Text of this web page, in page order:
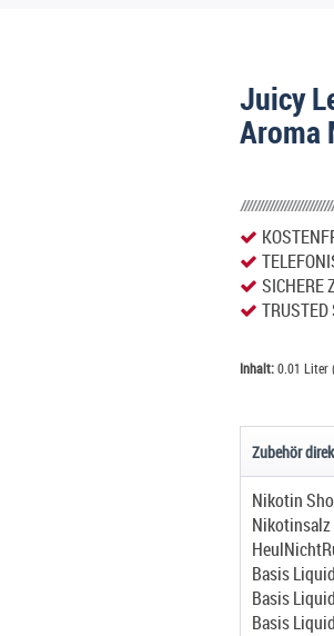
Juicy
Aroma
SICHERE
TRUSTED
Inhalt:0.01 Liter
Zubehör
Nikotin
Basis
Basis
Basis